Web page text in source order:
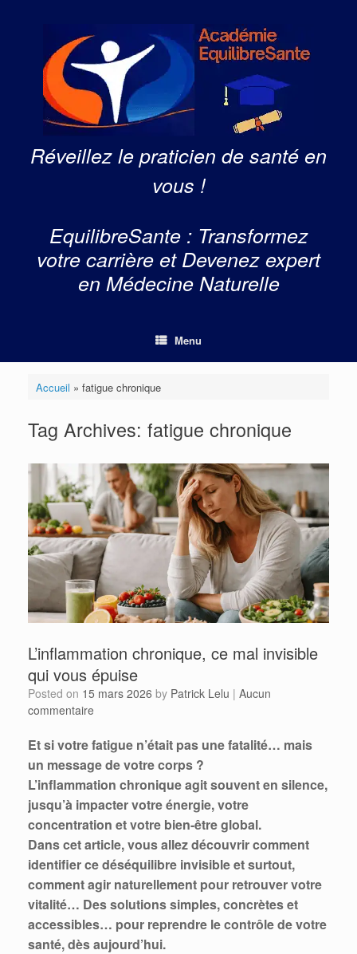
Réveillez le praticien de santé en
vous !
EquilibreSante : Transformez
votre carrière et Devenez expert
en Médecine Naturelle
Menu
Accueil » fatigue chronique
Tag Archives: fatigue chronique
L’inflammation chronique, ce mal invisible
qui vous épuise
Posted on 15 mars 2026 by Patrick Lelu | Aucun
commentaire
Et si votre fatigue n’était pas une fatalité… mais
un message de votre corps ?
L’inflammation chronique agit souvent en silence,
jusqu’à impacter votre énergie, votre
concentration et votre bien-être global.
Dans cet article, vous allez découvrir comment
identifier ce déséquilibre invisible et surtout,
comment agir naturellement pour retrouver votre
vitalité… Des solutions simples, concrètes et
accessibles… pour reprendre le contrôle de votre
santé, dès aujourd’hui.